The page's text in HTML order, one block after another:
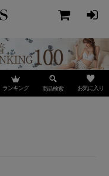
ランキング 商品検索 お気に入り